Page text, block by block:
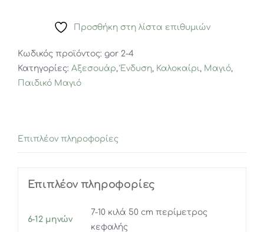
μπικίνι
ετών
Προσθήκη στη λίστα επιθυμιών
Κωδικός προϊόντος: gor 2-4
Κατηγορίες: Αξεσουάρ,Ένδυση, Καλοκαίρι, Μαγιό,
Παιδικό Μαγιό
Επιπλέον πληροφορίες
Επιπλέον πληροφορίες
6-12 μηνών
7-10 κιλά 50 cm περίμετρος
κεφαλής